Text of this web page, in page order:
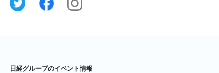
日経グループのイベント情報